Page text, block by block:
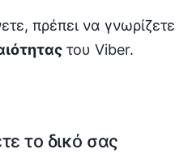
πρέπει να γνωρίζετε
του Viber.
το δικό σας